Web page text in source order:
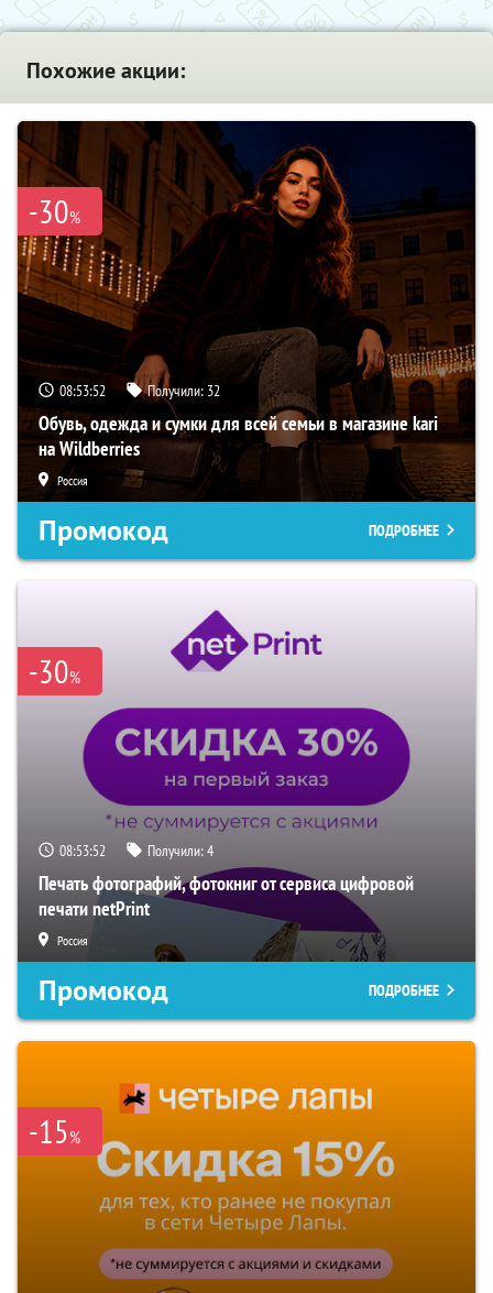
Похожие акции:
-30%
08:53:51 Получили: 32
Обувь, одежда и сумки для всей семьи в магазине kari
на Wildberries
Россия
Промокод ПОДРОБНЕЕ
-30%
08:53:51 Получили:4
Печать фотографий, фотокниг от сервиса цифровой
печати netPrint
Россия
Промокод ПОДРОБНЕЕ
-15%